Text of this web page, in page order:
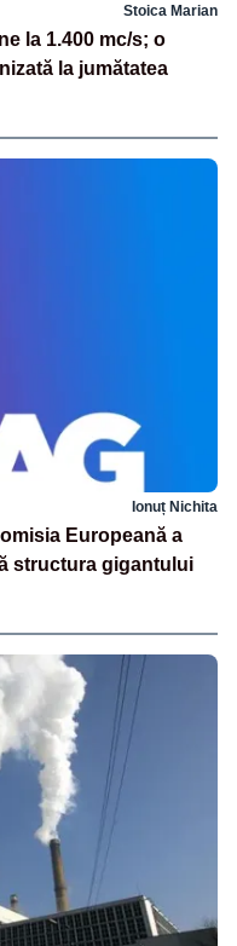
Stoica Marian
la 1.400 mc/s; o
la jumătatea
Ionuț Nichita
Europeană a
structura gigantului